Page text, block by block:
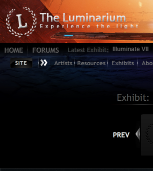
Illuminate VII